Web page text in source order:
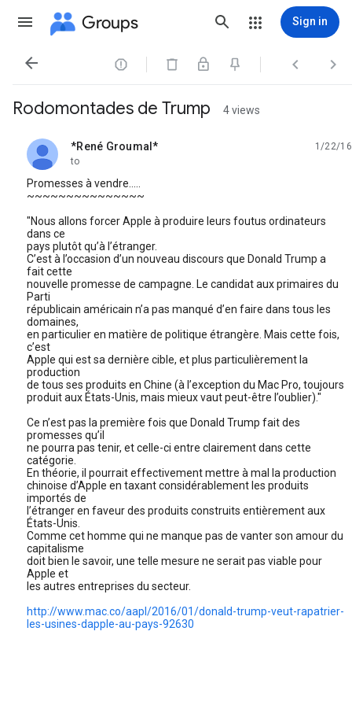
Groups Sign in
   
Rodomontades de Trump 4 views
*René Groumal*
unread,
1/22/16
to
Promesses à vendre.....
~~~~~~~~~~~~~~~
"Nous allons forcer Apple à produire leurs foutus ordinateurs
dans ce
pays plutôt qu’à l’étranger.
C’est à l’occasion d’un nouveau discours que Donald Trump a
fait cette
nouvelle promesse de campagne. Le candidat aux primaires du
Parti
républicain américain n’a pas manqué d’en faire dans tous les
domaines,
en particulier en matière de politique étrangère. Mais cette fois,
c’est
Apple qui est sa dernière cible, et plus particulièrement la
production
de tous ses produits en Chine (à l’exception du Mac Pro, toujours
produit aux États-Unis, mais mieux vaut peut-être l’oublier)."
Ce n’est pas la première fois que Donald Trump fait des
promesses qu’il
ne pourra pas tenir, et celle-ci entre clairement dans cette
catégorie.
En théorie, il pourrait effectivement mettre à mal la production
chinoise d’Apple en taxant considérablement les produits
importés de
l’étranger en faveur des produits construits entièrement aux
États-Unis.
Comme cet homme qui ne manque pas de vanter son amour du
capitalisme
doit bien le savoir, une telle mesure ne serait pas viable pour
Apple et
les autres entreprises du secteur.
http://www.mac.co/aapl/2016/01/donald-trump-veut-rapatrier-
les-usines-dapple-au-pays-92630